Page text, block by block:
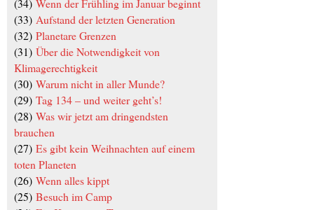
(33) Aufstand der letzten Generation
(32) Planetare Grenzen
(31) Über die Notwendigkeit von
Klimagerechtigkeit
(30) Warum nicht in aller Munde?
(29) Tag 134 – und weiter geht’s!
(28) Was wir jetzt am dringendsten
brauchen
(27) Es gibt kein Weihnachten auf einem
toten Planeten
(26) Wenn alles kippt
(25) Besuch im Camp